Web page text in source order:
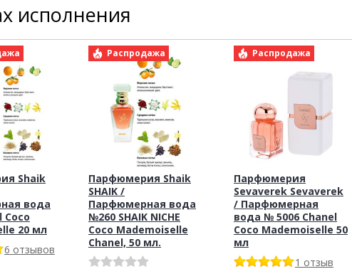
исполнения
Shaik
вода
Coco
20 мл
6 отзывов
Распродажа
Парфюмерия Shaik
SHAIK /
Парфюмерная вода
№260 SHAIK NICHE
Coco Mademoiselle
Chanel, 50 мл.
Распродажа
Парфюмерия
Sevaverek Sevaverek
/ Парфюмерная
вода № 5006 Chanel
Coco Mademoiselle 50
мл
1 отзыв